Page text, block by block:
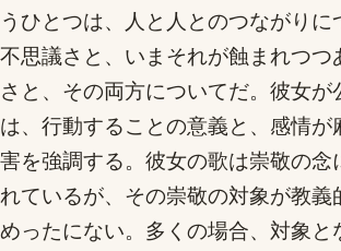
うひとつは、人と人とのつながり
不思議さと、いまそれが蝕まれつつ
さと、その両方についてだ。彼女が
は、行動することの意義と、感情が
害を強調する。彼女の歌は崇敬の念
れているが、その崇敬の対象が教義
めったにない。多くの場合、対象と